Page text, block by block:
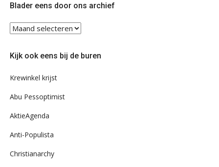
Blader eens door ons archief
Blader
eens
ons
Kijk ook eens bij de buren
Krewinkel krijst
Abu Pessoptimist
AktieAgenda
Anti-Populista
Christianarchy